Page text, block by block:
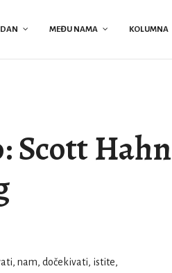
MEĐU NAMA KOLUMNA
Scott Hahn